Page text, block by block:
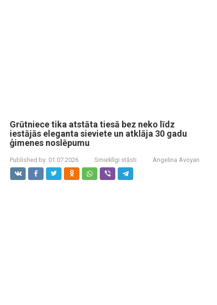
Grūtniece tika atstāta tiesā bez neko līdz
iestājās eleganta sieviete un atklāja 30 gadu
ģimenes noslēpumu
Published by: 01.07.2026 Smieklīgi stāsti Angelina Avoyan